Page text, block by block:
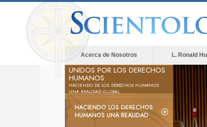
Acerca de Nosotros L. Ronald
UNIDOS POR LOS DERECHOS
HUMANOS
HACIENDO DE LOS DERECHOS HUMANOS
UNA REALIDAD GLOBAL
HACIENDO LOS DERECHOS
HUMANOS UNA REALIDAD